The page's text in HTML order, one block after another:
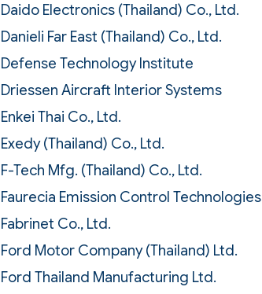
Daido Electronics (Thailand) Co., Ltd.
Danieli Far East (Thailand) Co., Ltd.
Defense Technology Institute
Driessen Aircraft Interior Systems
Enkei Thai Co., Ltd.
Exedy (Thailand) Co., Ltd.
F-Tech Mfg. (Thailand) Co., Ltd.
Faurecia Emission Control Technologies
Fabrinet Co., Ltd.
Ford Motor Company (Thailand) Ltd.
Ford Thailand Manufacturing Ltd.